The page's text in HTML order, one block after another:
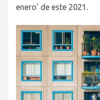
enero’ de este 2021.